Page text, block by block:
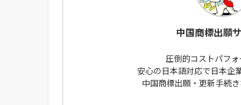
中国商標出願
圧倒的コストパフォ
安心の日本語対応で日本企
中国商標出願・更新手続